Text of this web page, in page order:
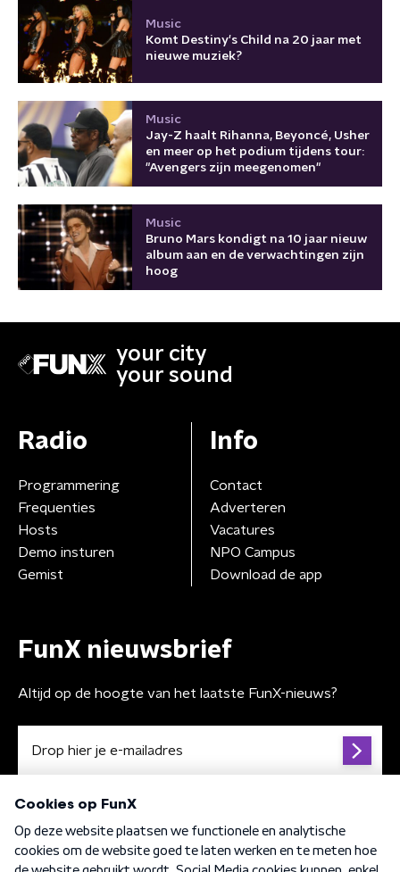
Music
Komt Destiny's Child na 20 jaar met
nieuwe muziek?
Music
Jay-Z haalt Rihanna, Beyoncé, Usher
en meer op het podium tijdens tour:
"Avengers zijn meegenomen"
Music
Bruno Mars kondigt na 10 jaar nieuw
album aan en de verwachtingen zijn
hoog
your city
your sound
Radio
Programmering
Frequenties
Hosts
Demo insturen
Gemist
Info
Contact
Adverteren
Vacatures
NPO Campus
Download de app
FunX nieuwsbrief
Altijd op de hoogte van het laatste FunX-nieuws?